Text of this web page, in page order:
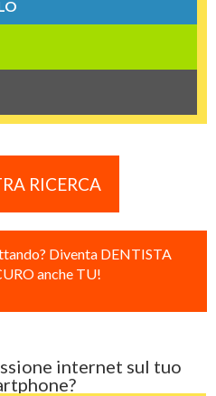
RICERCA
Diventa DENTISTA
anche TU!
internet sul tuo